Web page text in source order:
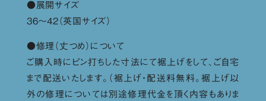
●展開サイズ
36〜42（英国サイズ）
●修理（丈つめ）について
ご購入時にピン打ちした寸法にて裾上げをして、ご自宅
まで配送いたします。（裾上げ・配送料無料。裾上げ以
外の修理については別途修理代金を頂く内容もありま